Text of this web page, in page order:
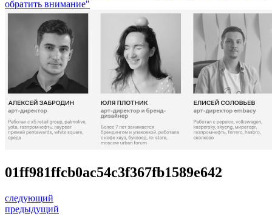
обратить внимание"
01ff981ffcb0ac54c3f367fb1589e642
следующий
предыдущий